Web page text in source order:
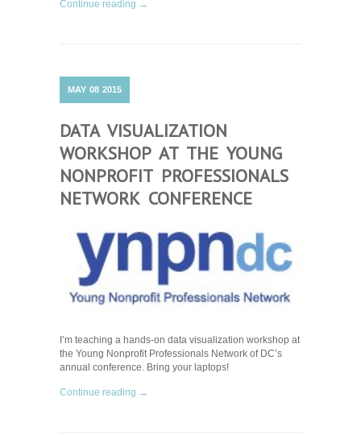
Continue reading →
MAY 08 2015
DATA VISUALIZATION
WORKSHOP AT THE YOUNG
NONPROFIT PROFESSIONALS
NETWORK CONFERENCE
I’m teaching a hands-on data visualization workshop at
the Young Nonprofit Professionals Network of DC’s
annual conference. Bring your laptops!
Continue reading →